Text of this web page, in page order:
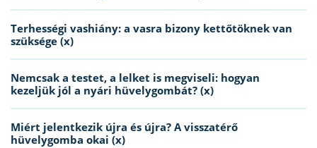
Terhességi vashiány: a vasra bizony kettőtöknek van
szüksége (x)
Nemcsak a testet, a lelket is megviseli: hogyan
kezeljük jól a nyári hüvelygombát? (x)
Miért jelentkezik újra és újra? A visszatérő
hüvelygomba okai (x)